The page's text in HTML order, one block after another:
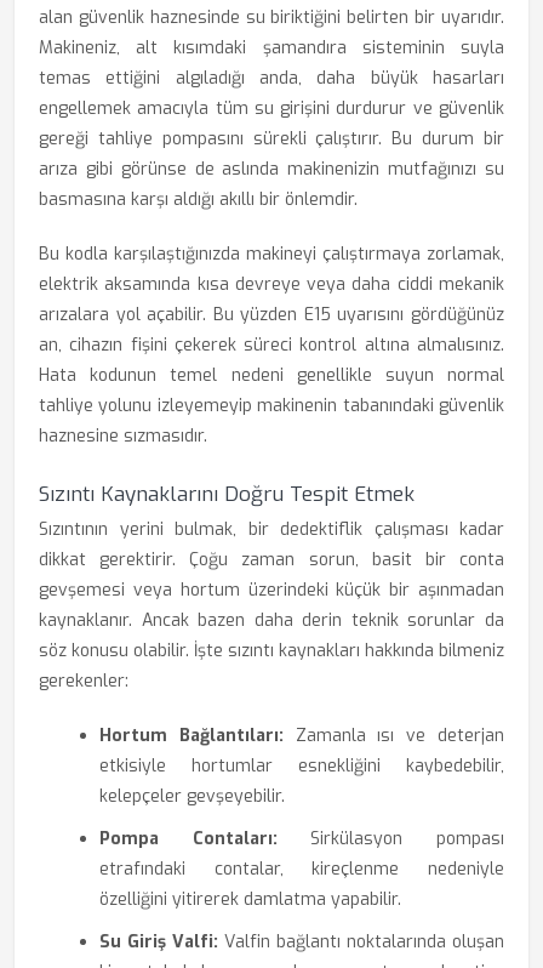
alan güvenlik haznesinde su biriktiğini belirten bir uyarıdır.
Makineniz, alt kısımdaki şamandıra sisteminin suyla
temas ettiğini algıladığı anda, daha büyük hasarları
engellemek amacıyla tüm su girişini durdurur ve güvenlik
gereği tahliye pompasını sürekli çalıştırır. Bu durum bir
arıza gibi görünse de aslında makinenizin mutfağınızı su
basmasına karşı aldığı akıllı bir önlemdir.
Bu kodla karşılaştığınızda makineyi çalıştırmaya zorlamak,
elektrik aksamında kısa devreye veya daha ciddi mekanik
arızalara yol açabilir. Bu yüzden E15 uyarısını gördüğünüz
an, cihazın fişini çekerek süreci kontrol altına almalısınız.
Hata kodunun temel nedeni genellikle suyun normal
tahliye yolunu izleyemeyip makinenin tabanındaki güvenlik
haznesine sızmasıdır.
Sızıntı Kaynaklarını Doğru Tespit Etmek
Sızıntının yerini bulmak, bir dedektiflik çalışması kadar
dikkat gerektirir. Çoğu zaman sorun, basit bir conta
gevşemesi veya hortum üzerindeki küçük bir aşınmadan
kaynaklanır. Ancak bazen daha derin teknik sorunlar da
söz konusu olabilir. İşte sızıntı kaynakları hakkında bilmeniz
gerekenler:
Hortum Bağlantıları: Zamanla ısı ve deterjan
etkisiyle hortumlar esnekliğini kaybedebilir,
kelepçeler gevşeyebilir.
Pompa Contaları: Sirkülasyon pompası
etrafındaki contalar, kireçlenme nedeniyle
özelliğini yitirerek damlatma yapabilir.
Su Giriş Valfi: Valfin bağlantı noktalarında oluşan